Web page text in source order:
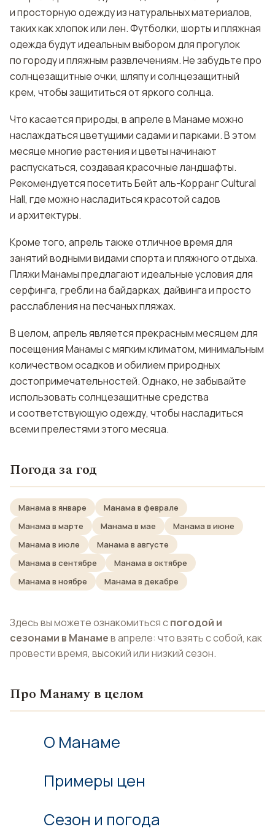
и просторную одежду из натуральных материалов,
таких как хлопок или лен. Футболки, шорты и пляжная
одежда будут идеальным выбором для прогулок
по городу и пляжным развлечениям. Не забудьте про
солнцезащитные очки, шляпу и солнцезащитный
крем, чтобы защититься от яркого солнца.
Что касается природы, в апреле в Манаме можно
наслаждаться цветущими садами и парками. В этом
месяце многие растения и цветы начинают
распускаться, создавая красочные ландшафты.
Рекомендуется посетить Бейт аль-Корранг Cultural
Hall, где можно насладиться красотой садов
и архитектуры.
Кроме того, апрель также отличное время для
занятий водными видами спорта и пляжного отдыха.
Пляжи Манамы предлагают идеальные условия для
серфинга, гребли на байдарках, дайвинга и просто
расслабления на песчаных пляжах.
В целом, апрель является прекрасным месяцем для
посещения Манамы с мягким климатом, минимальным
количеством осадков и обилием природных
достопримечательностей. Однако, не забывайте
использовать солнцезащитные средства
и соответствующую одежду, чтобы насладиться
всеми прелестями этого месяца.
Погода за год
Манама в январе
Манама в феврале
Манама в марте
Манама в мае
Манама в июне
Манама в июле
Манама в августе
Манама в сентябре
Манама в октябре
Манама в ноябре
Манама в декабре
Здесь вы можете ознакомиться спогодой и
сезонами в Манамев апреле: что взять с собой, как
провести время, высокий или низкий сезон.
Про Манаму в целом
О Манаме
Примеры цен
Сезон и погода